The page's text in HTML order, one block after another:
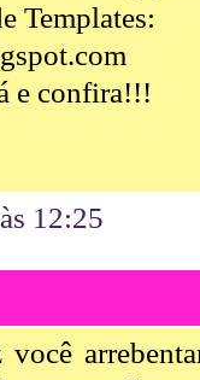
Templates:
e confira!!!
12:25
você